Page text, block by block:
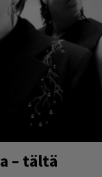
– tältä